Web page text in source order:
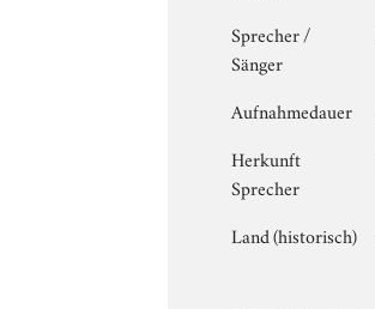
Sprecher /
Sänger
Aufnahmedauer
Herkunft
Sprecher
Land (historisch)